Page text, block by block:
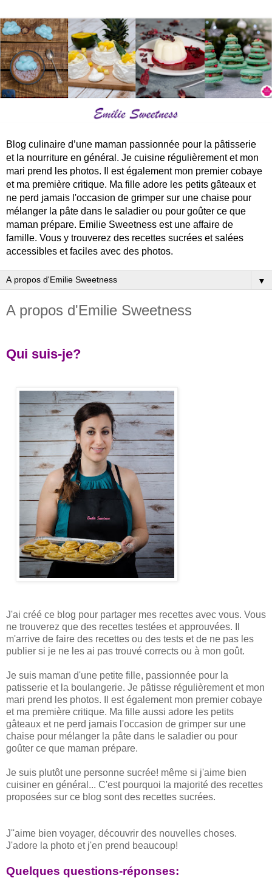
Blog culinaire d’une maman passionnée pour la pâtisserie
et la nourriture en général. Je cuisine régulièrement et mon
mari prend les photos. Il est également mon premier cobaye
et ma première critique. Ma fille adore les petits gâteaux et
ne perd jamais l'occasion de grimper sur une chaise pour
mélanger la pâte dans le saladier ou pour goûter ce que
maman prépare. Emilie Sweetness est une affaire de
famille. Vous y trouverez des recettes sucrées et salées
accessibles et faciles avec des photos.
▼
A propos d'Emilie Sweetness
Qui suis-je?
J'ai créé ce blog pour partager mes recettes avec vous. Vous
ne trouverez que des recettes testées et approuvées. Il
m'arrive de faire des recettes ou des tests et de ne pas les
publier si je ne les ai pas trouvé corrects ou à mon goût.
Je suis maman d'une petite fille, passionnée pour la
patisserie et la boulangerie. Je pâtisse régulièrement et mon
mari prend les photos. Il est également mon premier cobaye
et ma première critique. Ma fille aussi adore les petits
gâteaux et ne perd jamais l'occasion de grimper sur une
chaise pour mélanger la pâte dans le saladier ou pour
goûter ce que maman prépare.
Je suis plutôt une personne sucrée! même si j'aime bien
cuisiner en général... C'est pourquoi la majorité des recettes
proposées sur ce blog sont des recettes sucrées.
J''aime bien voyager, découvrir des nouvelles choses.
J'adore la photo et j'en prend beaucoup!
Quelques questions-réponses: